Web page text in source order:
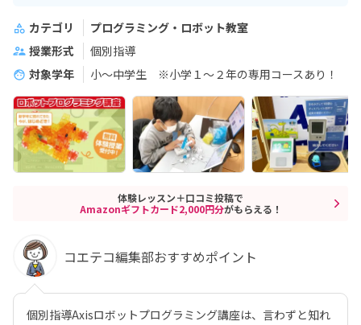
カテゴリ
プログラミング・ロボット教室
授業形式
個別指導
対象学年
小～中学生 ※小学１～２年の専用コースあり！
体験レッスン＋口コミ投稿で
Amazonギフトカード2,000円分がもらえる！
コエテコ編集部おすすめポイント
個別指導Axisロボットプログラミング講座は、言わずと知れ